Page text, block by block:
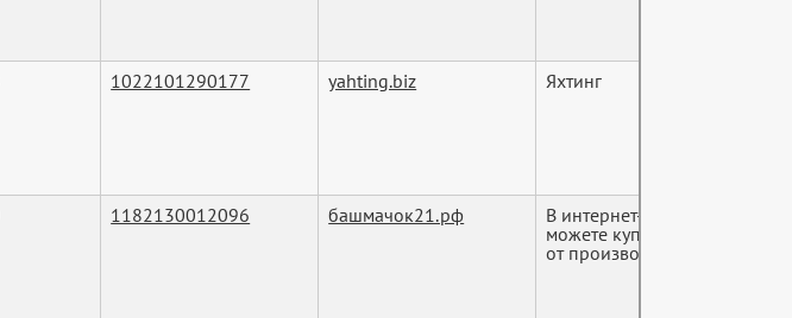
1022101290177 yahting.biz Яхтинг
1182130012096 башмачок21.рф
В интернет-магазине
можете купить обувь в
от производ...